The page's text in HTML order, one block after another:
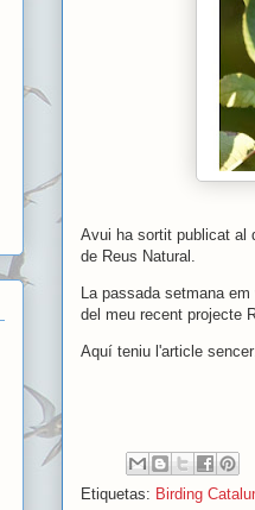
Avui ha sortit publicat al
de Reus Natural.
La passada setmana
del meu recent projecte
Aquí teniu l'article
Etiquetas: Birding